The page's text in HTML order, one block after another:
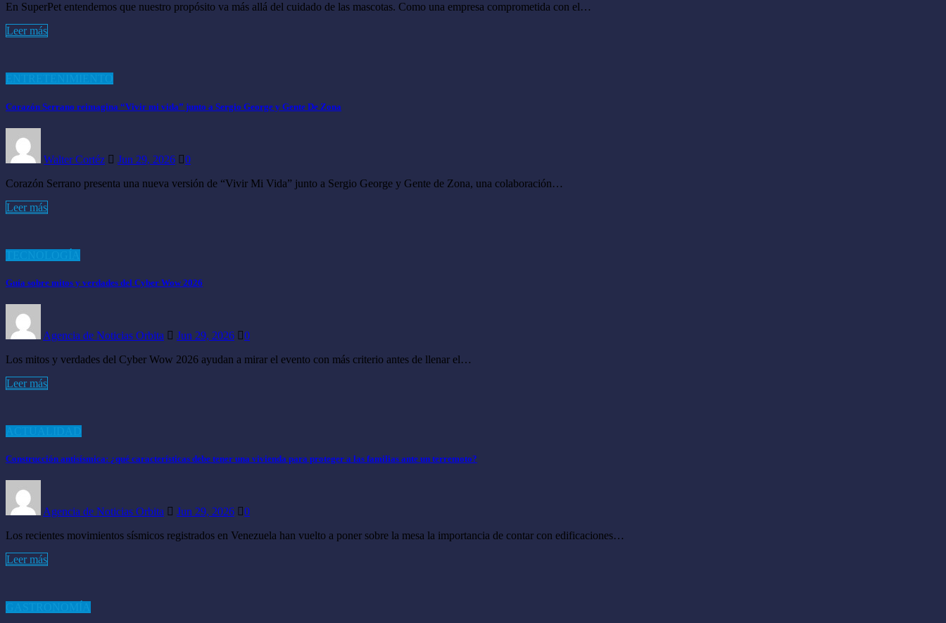
En SuperPet entendemos que nuestro propósito va más allá del cuidado de las mascotas. Como una empresa comprometida con el…
Leer más
Corazón Serrano reimagina “Vivir mi vida” junto a Sergio George y Gente De Zona
Walter Cortéz Jun 29, 2026
0
Corazón Serrano presenta una nueva versión de “Vivir Mi Vida” junto a Sergio George y Gente de Zona, una colaboración…
Leer más
Guía sobre mitos y verdades del Cyber Wow 2026
Agencia de Noticias Orbita Jun 29, 2026
0
Los mitos y verdades del Cyber Wow 2026 ayudan a mirar el evento con más criterio antes de llenar el…
Leer más
Construcción antisísmica: ¿qué características debe tener una vivienda para proteger a las familias ante un terremoto?
Agencia de Noticias Orbita Jun 29, 2026
0
Los recientes movimientos sísmicos registrados en Venezuela han vuelto a poner sobre la mesa la importancia de contar con edificaciones…
Leer más